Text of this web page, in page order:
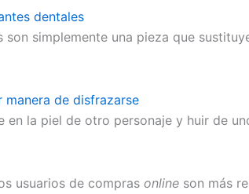
dentales
son simplemente una pieza que
manera de disfrazarse
en la piel de otro personaje y huir de
usuarios de compras online son más